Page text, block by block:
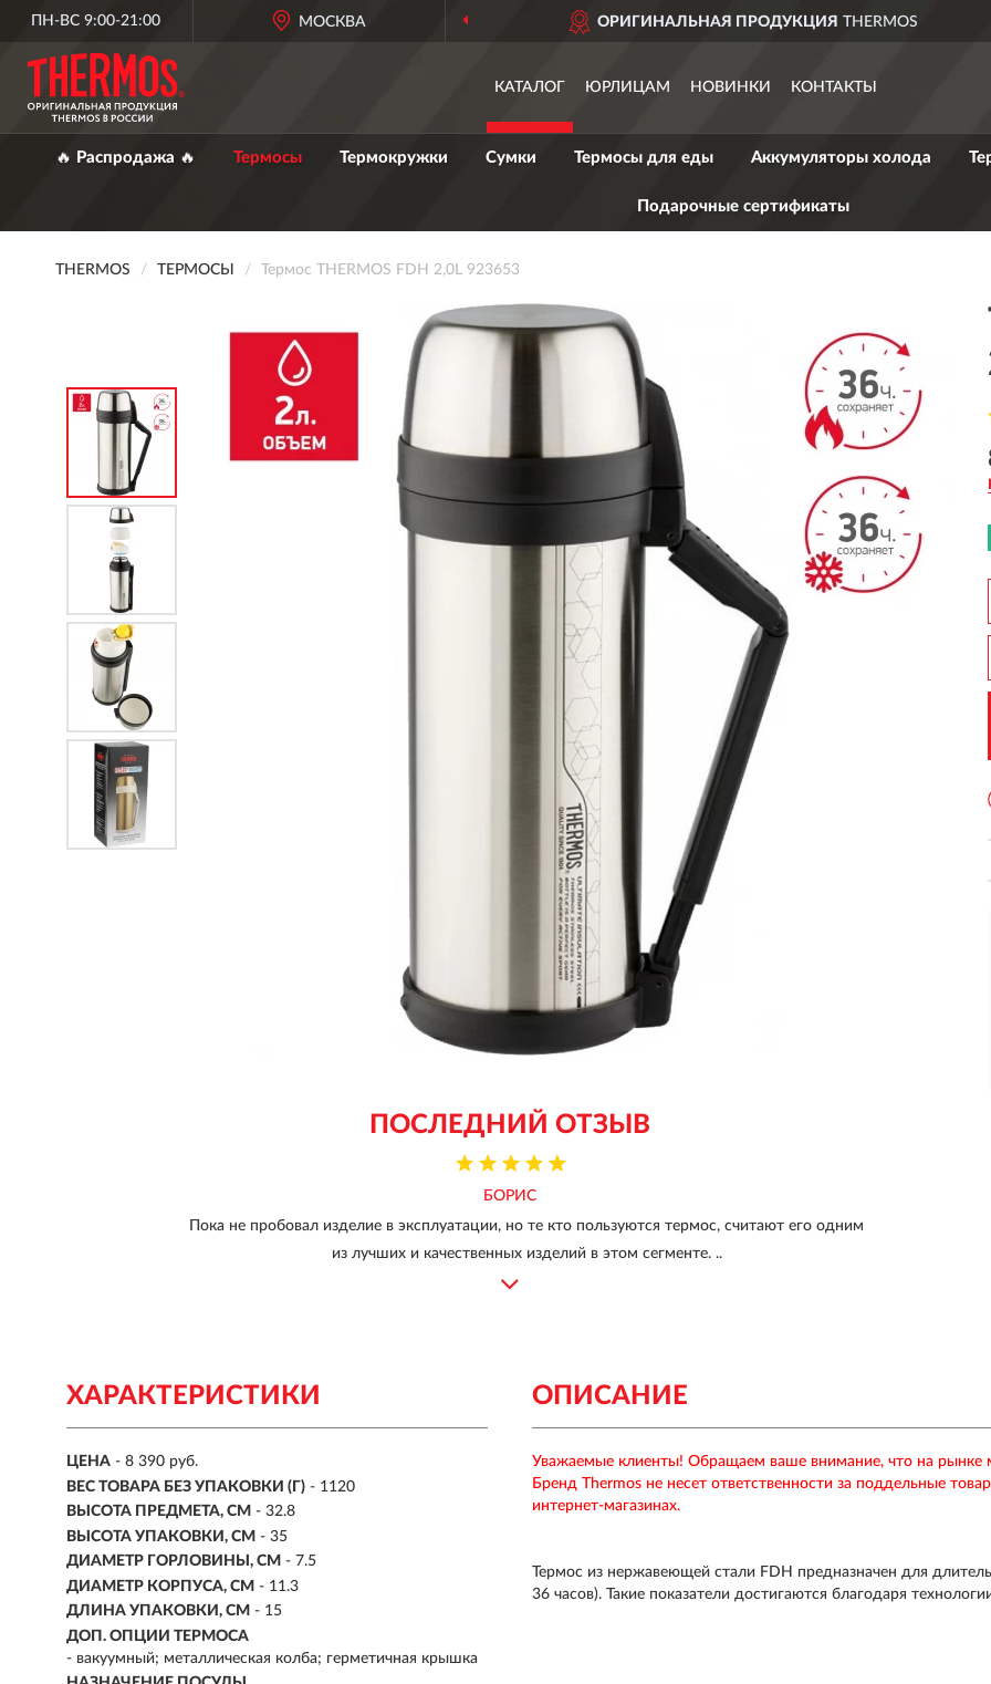
ПН-ВС 9:00-21:00 МОСКВА ОРИГИНАЛЬНАЯ ПРОДУКЦИЯTHERMOS
КАТАЛОГ ЮРЛИЦАМ НОВИНКИ КОНТАКТЫ
🔥 Распродажа 🔥 Термосы Термокружки Сумки Термосы для еды Аккумуляторы холода
Подарочные сертификаты
THERMOS ТЕРМОСЫ Термос THERMOS FDH 2,0L 923653
ПОСЛЕДНИЙ ОТЗЫВ
БОРИС
Пока не пробовал изделие в эксплуатации, но те кто пользуются термос, считают его одним
из лучших и качественных изделий в этом сегменте. ..
ХАРАКТЕРИСТИКИ
ЦЕНА - 8 390 руб.
ВЕС ТОВАРА БЕЗ УПАКОВКИ (Г) - 1120
ВЫСОТА ПРЕДМЕТА, СМ - 32.8
ВЫСОТА УПАКОВКИ, СМ - 35
ДИАМЕТР ГОРЛОВИНЫ, СМ - 7.5
ДИАМЕТР КОРПУСА, СМ - 11.3
ДЛИНА УПАКОВКИ, СМ - 15
ДОП. ОПЦИИ ТЕРМОСА
- вакуумный; металлическая колба; герметичная крышка
ОПИСАНИЕ
Уважаемые клиенты! Обращаем ваше внимание, что на рынке
Бренд Thermos не несет ответственности за поддельные
интернет-магазинах.
Термос из нержавеющей стали FDH предназначен для
36 часов). Такие показатели достигаются благодаря